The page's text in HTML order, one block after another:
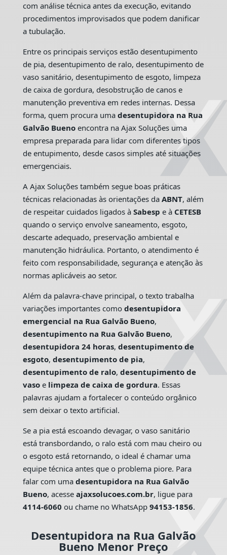
com análise técnica antes da execução, evitando
procedimentos improvisados que podem danificar
a tubulação.
Entre os principais serviços estão desentupimento
de pia, desentupimento de ralo, desentupimento de
vaso sanitário, desentupimento de esgoto, limpeza
de caixa de gordura, desobstrução de canos e
manutenção preventiva em redes internas. Dessa
forma, quem procura uma desentupidora na Rua
Galvão Buenoencontra na Ajax Soluções uma
empresa preparada para lidar com diferentes tipos
de entupimento, desde casos simples até situações
emergenciais.
A Ajax Soluções também segue boas práticas
técnicas relacionadas às orientações da ABNT, além
de respeitar cuidados ligados à Sabesp e à CETESB
quando o serviço envolve saneamento, esgoto,
descarte adequado, preservação ambiental e
manutenção hidráulica. Portanto, o atendimento é
feito com responsabilidade, segurança e atenção às
normas aplicáveis ao setor.
Além da palavra-chave principal, o texto trabalha
variações importantes como desentupidora
emergencial na Rua Galvão Bueno,
desentupimento na Rua Galvão Bueno,
desentupidora 24 horas, desentupimento de
esgoto, desentupimento de pia,
desentupimento de ralo, desentupimento de
vasoe limpeza de caixa de gordura. Essas
palavras ajudam a fortalecer o conteúdo orgânico
sem deixar o texto artificial.
Se a pia está escoando devagar, o vaso sanitário
está transbordando, o ralo está com mau cheiro ou
o esgoto está retornando, o ideal é chamar uma
equipe técnica antes que o problema piore. Para
falar com uma desentupidora na Rua Galvão
Bueno, acesse ajaxsolucoes.com.br, ligue para
4114-6060 ou chame no WhatsApp 94153-1856.
Desentupidora na Rua Galvão
Bueno Menor Preço